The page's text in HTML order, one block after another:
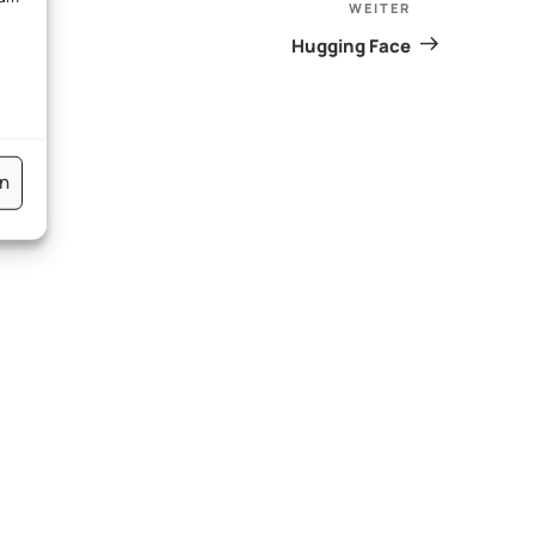
Beitrag
WEITER
Hugging Face